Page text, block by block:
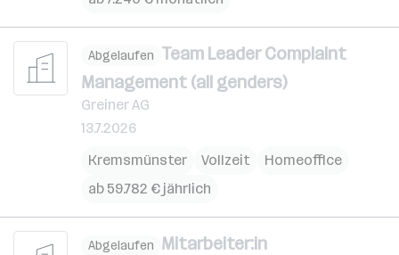
Abgelaufen Team Leader Complaint
Management (all genders)
Greiner AG
13.7.2026
Kremsmünster
Vollzeit
Homeoffice
ab 59.782 € jährlich
Abgelaufen Mitarbeiter:in